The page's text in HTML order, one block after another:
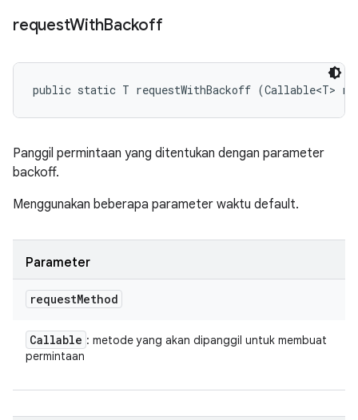
requestWithBackoff
public static T requestWithBackoff (Callable<T>
Panggil permintaan yang ditentukan dengan parameter
backoff.
Menggunakan beberapa parameter waktu default.
Parameter
requestMethod
Callable : metode yang akan dipanggil untuk membuat
permintaan